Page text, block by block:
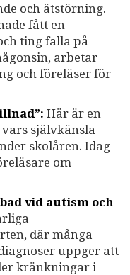
och ätstörning.
fått en
ting falla på
arbetar
och föreläser för
Här är en
självkänsla
skolåren. Idag
om
vid autism och
där många
uppger att
kränkningar i